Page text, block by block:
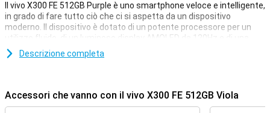
Il vivo X300 FE 512GB Purple è uno smartphone veloce e intelligente,
in grado di fare tutto ciò che ci si aspetta da un dispositivo
moderno. Il dispositivo è dotato di un potente processore per un
utilizzo fluido, di un luminoso display AMOLED da 120Hz e di una
grande batteria che vi permetterà di arrivare facilmente a fine
giornata. La ricarica è velocissima grazie a FlashCharge da 90W.
Ultra-veloce da usare
Descrizione completa
Accessori che vanno con il vivo X300 FE 512GB Viola